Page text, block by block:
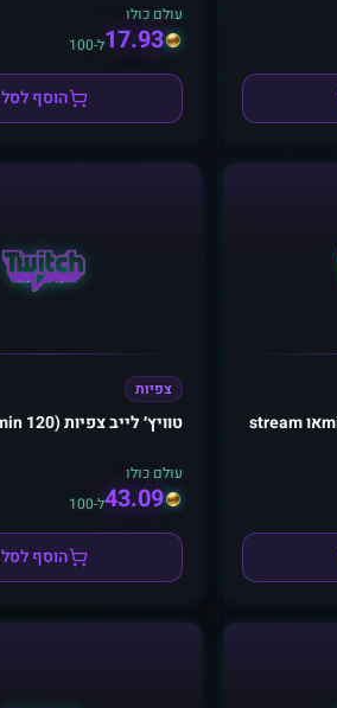
עולם כולו
17.93ל-100
הוסף לסל
טוויץ׳ לייב צפיות 90 (min / fאו stream
צפיות
טוויץ׳ לייב צפיות (120 min)
עולם כולו
43.09ל-100
הוסף לסל